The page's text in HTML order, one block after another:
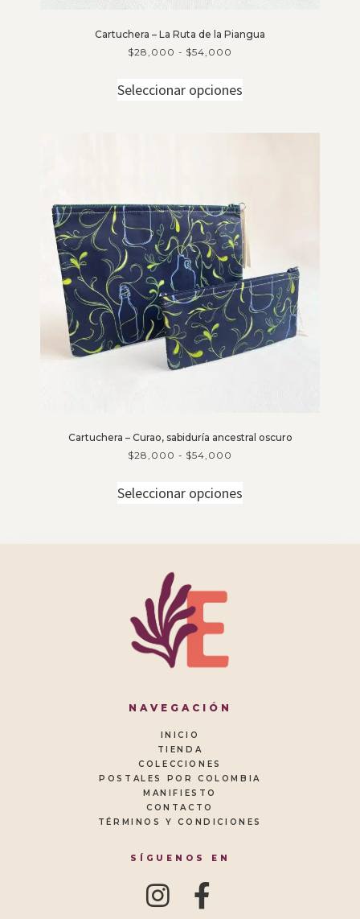
Cartuchera – La Ruta de la Piangua
$28,000 - $54,000
Seleccionar opciones
Cartuchera – Curao, sabiduría ancestral oscuro
$28,000 - $54,000
Seleccionar opciones
NAVEGACIÓN
INICIO
TIENDA
COLECCIONES
POSTALES POR COLOMBIA
MANIFIESTO
CONTACTO
TÉRMINOS Y CONDICIONES
SÍGUENOS EN